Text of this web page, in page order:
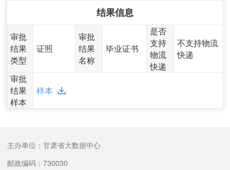
结果信息
审批
结果
类型
证照
审批
结果
名称
毕业证书
是否
支持
物流
快递
不支持物流
快递
审批
结果
样本
样本
主办单位：甘肃省大数据中心
邮政编码：730030